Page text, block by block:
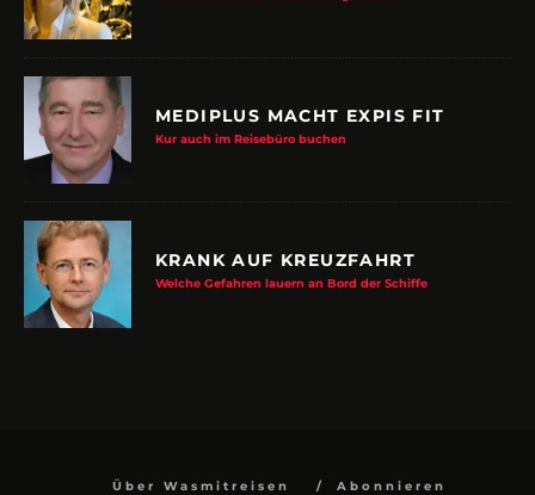
MEDIPLUS MACHT EXPIS FIT
Kur auch im Reisebüro buchen
KRANK AUF KREUZFAHRT
Welche Gefahren lauern an Bord der Schiffe
Über Wasmitreisen
Abonnieren